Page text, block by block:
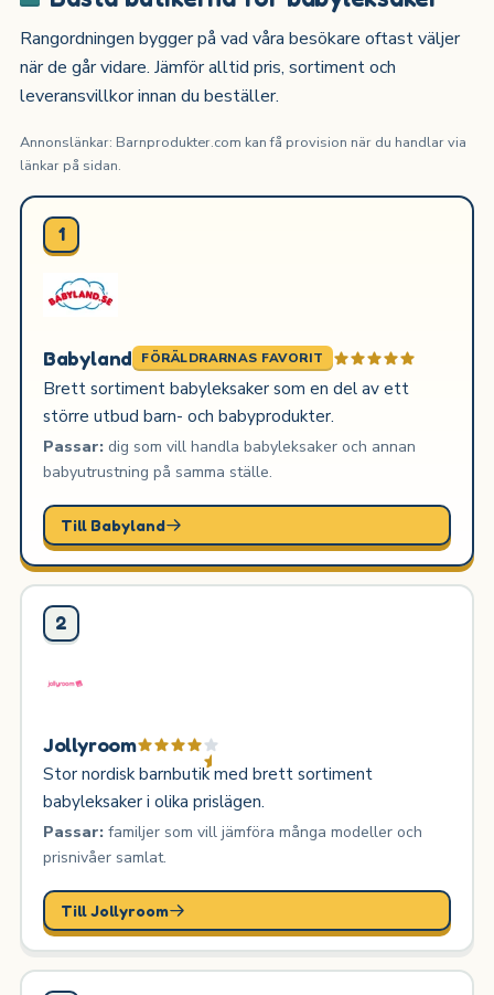
Rangordningen bygger på vad våra besökare oftast väljer
när de går vidare. Jämför alltid pris, sortiment och
leveransvillkor innan du beställer.
Annonslänkar: Barnprodukter.com kan få provision när du handlar via
länkar på sidan.
1
Babyland FÖRÄLDRARNAS FAVORIT
Brett sortiment babyleksaker som en del av ett
större utbud barn- och babyprodukter.
Passar:dig som vill handla babyleksaker och annan
babyutrustning på samma ställe.
Till Babyland
2
Jollyroom
Stor nordisk barnbutik med brett sortiment
babyleksaker i olika prislägen.
Passar:familjer som vill jämföra många modeller och
prisnivåer samlat.
Till Jollyroom